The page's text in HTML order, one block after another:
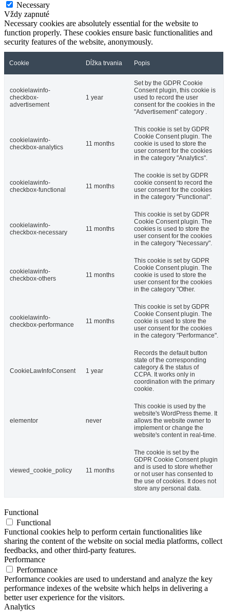
Necessary
Vždy zapnuté
Necessary cookies are absolutely essential for the website to
function properly. These cookies ensure basic functionalities and
security features of the website, anonymously.
Cookie Dĺžka trvania Popis
cookielawinfo-
checkbox-
advertisement
1 year
Set by the GDPR Cookie
Consent plugin, this cookie is
used to record the user
consent for the cookies in the
"Advertisement" category .
cookielawinfo-
checkbox-analytics
11 months
This cookie is set by GDPR
Cookie Consent plugin. The
cookie is used to store the
user consent for the cookies
in the category "Analytics".
cookielawinfo-
checkbox-functional
11 months
The cookie is set by GDPR
cookie consent to record the
user consent for the cookies
in the category "Functional".
cookielawinfo-
checkbox-necessary
11 months
This cookie is set by GDPR
Cookie Consent plugin. The
cookies is used to store the
user consent for the cookies
in the category "Necessary".
cookielawinfo-
checkbox-others
11 months
This cookie is set by GDPR
Cookie Consent plugin. The
cookie is used to store the
user consent for the cookies
in the category "Other.
cookielawinfo-
checkbox-performance
11 months
This cookie is set by GDPR
Cookie Consent plugin. The
cookie is used to store the
user consent for the cookies
in the category "Performance".
CookieLawInfoConsent 1 year
Records the default button
state of the corresponding
category & the status of
CCPA. It works only in
coordination with the primary
cookie.
elementor never
This cookie is used by the
website's WordPress theme. It
allows the website owner to
implement or change the
website's content in real-time.
viewed_cookie_policy 11 months
The cookie is set by the
GDPR Cookie Consent plugin
and is used to store whether
or not user has consented to
the use of cookies. It does not
store any personal data.
Functional
Functional
Functional cookies help to perform certain functionalities like
sharing the content of the website on social media platforms, collect
feedbacks, and other third-party features.
Performance
Performance
Performance cookies are used to understand and analyze the key
performance indexes of the website which helps in delivering a
better user experience for the visitors.
Analytics